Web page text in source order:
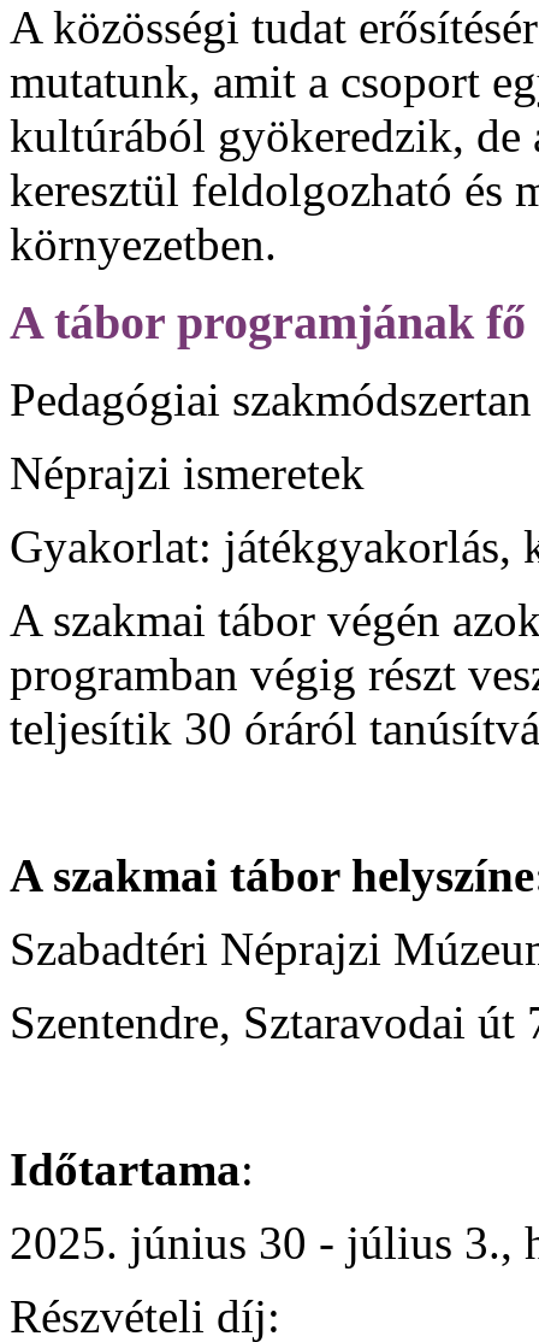
A közösségi tudat
mutatunk, amit a csoport
kultúrából gyökeredzik, de
keresztül feldolgozható és
környezetben.
A tábor programjának fő
Pedagógiai szakmódszertan
Néprajzi ismeretek
Gyakorlat: játékgyakorlás,
A szakmai tábor végén
programban végig részt
teljesítik 30 óráról
A szakmai tábor
Szabadtéri Néprajzi
Szentendre, Sztaravodai út
Időtartama:
2025. június 30 - július 3.,
Részvételi díj: